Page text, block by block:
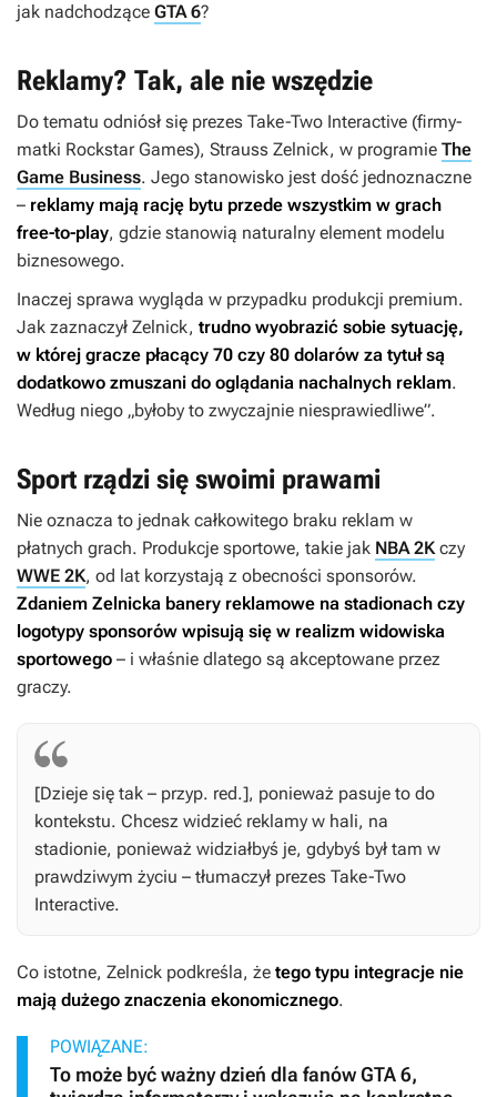
jak nadchodzące GTA 6?
Reklamy? Tak, ale nie wszędzie
Do tematu odniósł się prezes Take-Two Interactive (firmy-
matki Rockstar Games), Strauss Zelnick, w programie The
Game Business. Jego stanowisko jest dość jednoznaczne
– reklamy mają rację bytu przede wszystkim w grach
free-to-play, gdzie stanowią naturalny element modelu
biznesowego.
Inaczej sprawa wygląda w przypadku produkcji premium.
Jak zaznaczył Zelnick, trudno wyobrazić sobie sytuację,
w której gracze płacący 70 czy 80 dolarów za tytuł są
dodatkowo zmuszani do oglądania nachalnych reklam.
Według niego „byłoby to zwyczajnie niesprawiedliwe”.
Sport rządzi się swoimi prawami
Nie oznacza to jednak całkowitego braku reklam w
płatnych grach. Produkcje sportowe, takie jak NBA 2Kczy
WWE 2K, od lat korzystają z obecności sponsorów.
Zdaniem Zelnicka banery reklamowe na stadionach czy
logotypy sponsorów wpisują się w realizm widowiska
sportowego – i właśnie dlatego są akceptowane przez
graczy.
[Dzieje się tak – przyp. red.], ponieważ pasuje to do
kontekstu. Chcesz widzieć reklamy w hali, na
stadionie, ponieważ widziałbyś je, gdybyś był tam w
prawdziwym życiu – tłumaczył prezes Take-Two
Interactive.
Co istotne, Zelnick podkreśla, że tego typu integracje nie
mają dużego znaczenia ekonomicznego.
POWIĄZANE:
To może być ważny dzień dla fanów GTA 6,